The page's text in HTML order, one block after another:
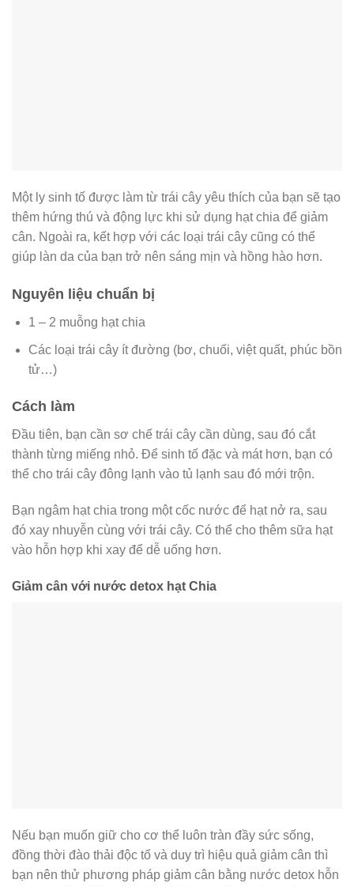
Một ly sinh tố được làm từ trái cây yêu thích của bạn sẽ tạo
thêm hứng thú và động lực khi sử dụng hạt chia để giảm
cân. Ngoài ra, kết hợp với các loại trái cây cũng có thể
giúp làn da của bạn trở nên sáng mịn và hồng hào hơn.
Nguyên liệu chuẩn bị
1 – 2 muỗng hạt chia
Các loại trái cây ít đường (bơ, chuối, việt quất, phúc bồn
tử…)
Cách làm
Đầu tiên, bạn cần sơ chế trái cây cần dùng, sau đó cắt
thành từng miếng nhỏ. Để sinh tố đặc và mát hơn, bạn có
thể cho trái cây đông lạnh vào tủ lạnh sau đó mới trộn.
Bạn ngâm hạt chia trong một cốc nước để hạt nở ra, sau
đó xay nhuyễn cùng với trái cây. Có thể cho thêm sữa hạt
vào hỗn hợp khi xay để dễ uống hơn.
Giảm cân với nước detox hạt Chia
Nếu bạn muốn giữ cho cơ thể luôn tràn đầy sức sống,
đồng thời đào thải độc tố và duy trì hiệu quả giảm cân thì
bạn nên thử phương pháp giảm cân bằng nước detox hỗn